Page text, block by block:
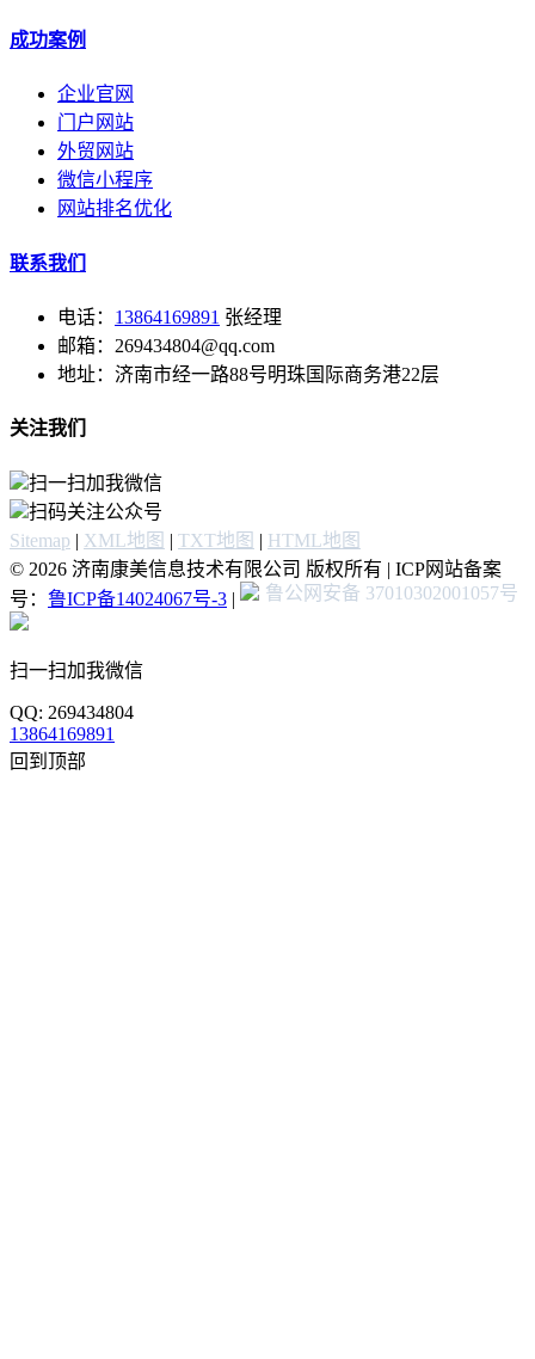
成功案例
企业官网
门户网站
外贸网站
微信小程序
网站排名优化
联系我们
电话： 13864169891 张经理
邮箱：269434804@qq.com
地址：济南市经一路88号明珠国际商务港22层
关注我们
扫一扫加我微信
扫码关注公众号
Sitemap | XML地图 | TXT地图 | HTML地图
© 2026 济南康美信息技术有限公司 版权所有 | ICP网站备案
号： 鲁ICP备14024067号-3 | 鲁公网安备 37010302001057号
扫一扫加我微信
QQ: 269434804
13864169891
回到顶部